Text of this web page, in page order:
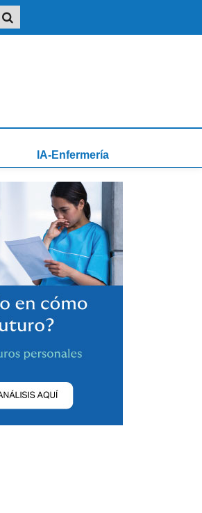
IA-Enfermería